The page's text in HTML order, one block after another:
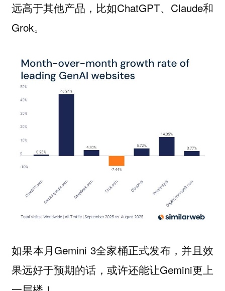
远高于其他产品，比如ChatGPT、Claude和
Grok。
如果本月Gemini 3全家桶正式发布，并且效
果远好于预期的话，或许还能让Gemini更上